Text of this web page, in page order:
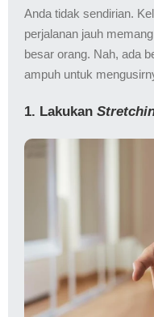
Anda tidak sendirian.
perjalanan jauh
besar orang. Nah, ada
ampuh untuk
1. Lakukan